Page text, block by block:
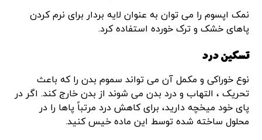
نمک اپسوم را می توان به عنوان لایه بردار برای نرم کردن
پاهای خشک و ترک خورده استفاده کرد.
تسکین درد
نوع خوراکی و مکمل آن می تواند سموم بدن را که باعث
تحریک ، التهاب و درد بدن می شوند از بدن خارج کند. اگر در
پای خود میخچه دارید، برای کاهش درد مرتباً پاها را در
محلول ساخته شده توسط این ماده خیس کنید.